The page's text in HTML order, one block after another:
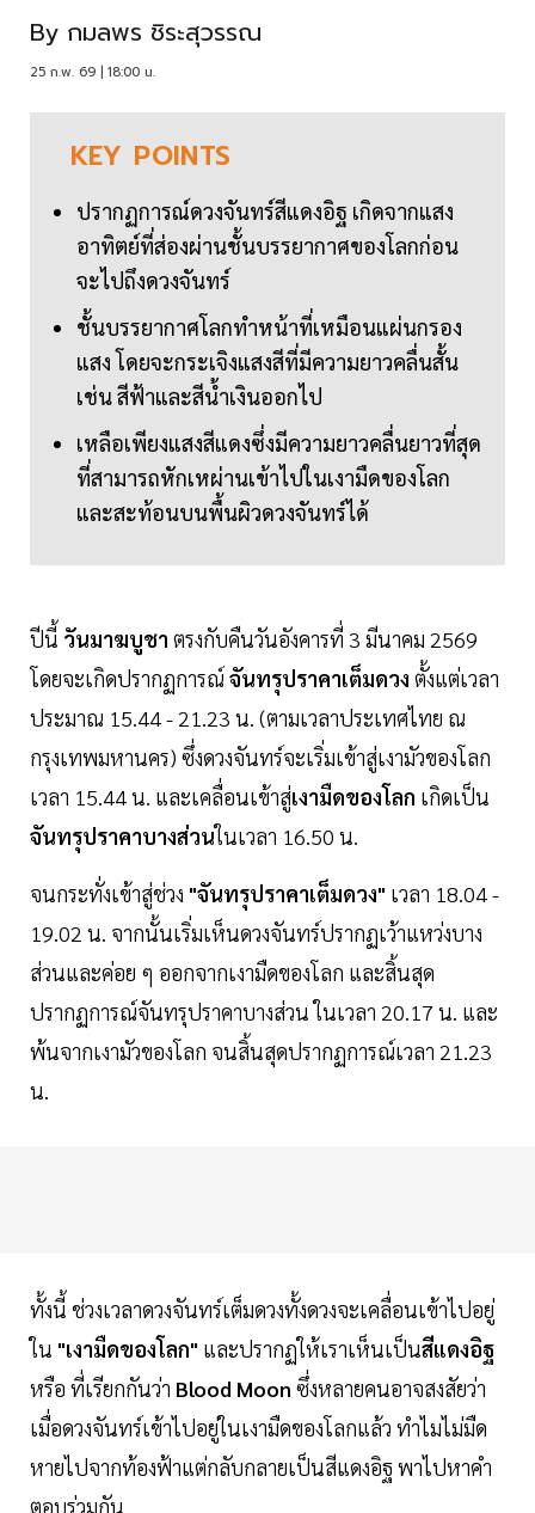
By กมลพร ชิระสุวรรณ
25 ก.พ. 69 | 18:00 น.
KEY POINTS
ปรากฏการณ์ดวงจันทร์สีแดงอิฐ เกิดจากแสง
อาทิตย์ที่ส่องผ่านชั้นบรรยากาศของโลกก่อน
จะไปถึงดวงจันทร์
ชั้นบรรยากาศโลกทำหน้าที่เหมือนแผ่นกรอง
แสง โดยจะกระเจิงแสงสีที่มีความยาวคลื่นสั้น
เช่น สีฟ้าและสีน้ำเงินออกไป
เหลือเพียงแสงสีแดงซึ่งมีความยาวคลื่นยาวที่สุด
ที่สามารถหักเหผ่านเข้าไปในเงามืดของโลก
และสะท้อนบนพื้นผิวดวงจันทร์ได้
ปีนี้ วันมาฆบูชา ตรงกับคืนวันอังคารที่ 3 มีนาคม 2569
โดยจะเกิดปรากฏการณ์ จันทรุปราคาเต็มดวง ตั้งแต่เวลา
ประมาณ 15.44 - 21.23 น. (ตามเวลาประเทศไทย ณ
กรุงเทพมหานคร) ซึ่งดวงจันทร์จะเริ่มเข้าสู่เงามัวของโลก
เวลา 15.44 น. และเคลื่อนเข้าสู่เงามืดของโลก เกิดเป็น
จันทรุปราคาบางส่วนในเวลา 16.50 น.
จนกระทั่งเข้าสู่ช่วง "จันทรุปราคาเต็มดวง" เวลา 18.04 -
19.02 น. จากนั้นเริ่มเห็นดวงจันทร์ปรากฏเว้าแหว่งบาง
ส่วนและค่อย ๆ ออกจากเงามืดของโลก และสิ้นสุด
ปรากฏการณ์จันทรุปราคาบางส่วน ในเวลา 20.17 น. และ
พ้นจากเงามัวของโลก จนสิ้นสุดปรากฏการณ์เวลา 21.23
น.
ทั้งนี้ ช่วงเวลาดวงจันทร์เต็มดวงทั้งดวงจะเคลื่อนเข้าไปอยู่
ใน "เงามืดของโลก" และปรากฏให้เราเห็นเป็นสีแดงอิฐ
หรือ ที่เรียกกันว่า Blood Moon ซึ่งหลายคนอาจสงสัยว่า
เมื่อดวงจันทร์เข้าไปอยู่ในเงามืดของโลกแล้ว ทำไมไม่มืด
หายไปจากท้องฟ้าแต่กลับกลายเป็นสีแดงอิฐ พาไปหาคำ
ตอบร่วมกัน